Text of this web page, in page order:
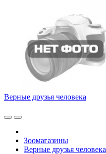
Верные друзья человека
Зоомагазины
Верные друзья человека